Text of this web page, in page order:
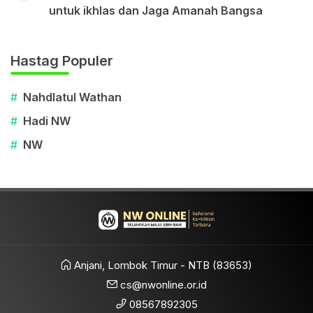
untuk ikhlas dan Jaga Amanah Bangsa
Hastag Populer
# Nahdlatul Wathan
# Hadi NW
# NW
Anjani, Lombok Timur - NTB (83653)
cs@nwonline.or.id
08567892305